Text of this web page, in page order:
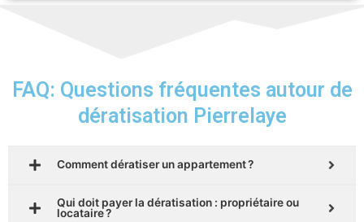
FAQ: Questions fréquentes autour de
dératisation Pierrelaye
Comment dératiser un appartement ?
Qui doit payer la dératisation : propriétaire ou
locataire ?